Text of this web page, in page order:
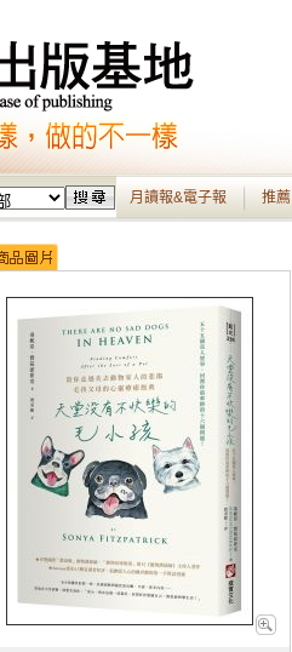
月讀報&電子報 推